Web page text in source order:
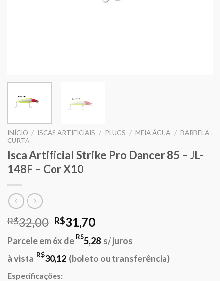
INÍCIO / ISCAS ARTIFICIAIS / PLUGS / MEIA ÁGUA / BARBELA
CURTA
Isca Artificial Strike Pro Dancer 85 – JL-
148F – Cor X10
R$32,00 O
preço
original
era:
R$31,70O
atual
é:
Parcele em 6x de R$5,28 s/ juros
à vista R$30,12 (boleto ou transferência)
Especificações: